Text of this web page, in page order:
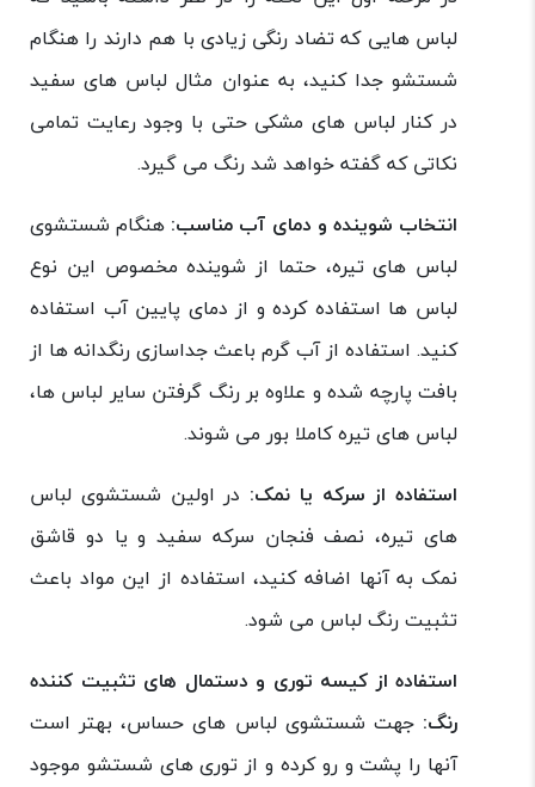
لباس هایی که تضاد رنگی زیادی با هم دارند را هنگام
شستشو جدا کنید، به عنوان مثال لباس های سفید
در کنار لباس های مشکی حتی با وجود رعایت تمامی
نکاتی که گفته خواهد شد رنگ می گیرد.
انتخاب شوینده و دمای آب مناسب: هنگام شستشوی
لباس های تیره، حتما از شوینده مخصوص این نوع
لباس ها استفاده کرده و از دمای پایین آب استفاده
کنید. استفاده از آب گرم باعث جداسازی رنگدانه ها از
بافت پارچه شده و علاوه بر رنگ گرفتن سایر لباس ها،
لباس های تیره کاملا بور می شوند.
استفاده از سرکه یا نمک: در اولین شستشوی لباس
های تیره، نصف فنجان سرکه سفید و یا دو قاشق
نمک به آنها اضافه کنید، استفاده از این مواد باعث
تثبیت رنگ لباس می شود.
استفاده از کیسه توری و دستمال های تثبیت کننده
رنگ: جهت شستشوی لباس های حساس، بهتر است
آنها را پشت و رو کرده و از توری های شستشو موجود